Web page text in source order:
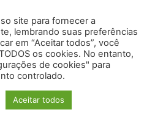
site para fornecer a
lembrando suas preferências
em “Aceitar todos”, você
os cookies. No entanto,
de cookies" para
controlado.
Aceitar todos